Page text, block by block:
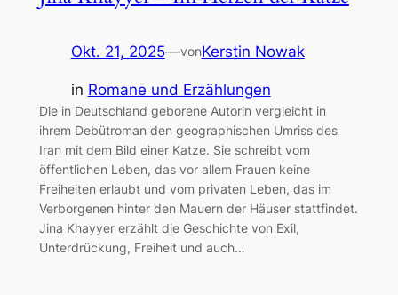
Okt. 21, 2025—vonKerstin Nowak
in Romane und Erzählungen
Die in Deutschland geborene Autorin vergleicht in
ihrem Debütroman den geographischen Umriss des
Iran mit dem Bild einer Katze. Sie schreibt vom
öffentlichen Leben, das vor allem Frauen keine
Freiheiten erlaubt und vom privaten Leben, das im
Verborgenen hinter den Mauern der Häuser stattfindet.
Jina Khayyer erzählt die Geschichte von Exil,
Unterdrückung, Freiheit und auch…